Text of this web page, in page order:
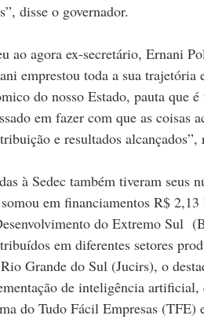
disse o governador.
ao agora ex-secretário, Ernani
emprestou toda a sua trajetória
do nosso Estado, pauta que
em fazer com que as coisas
e resultados alcançados”,
à Sedec também tiveram seus
em financiamentos R$
do Extremo Sul
em diferentes setores
Grande do Sul (Jucirs), o
de inteligência
do Tudo Fácil Empresas